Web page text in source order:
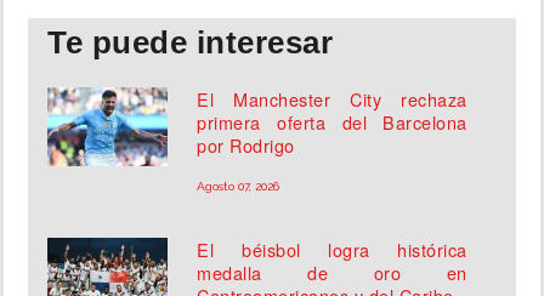
Te puede interesar
El Manchester City rechaza
primera oferta del Barcelona
por Rodrigo
Agosto 07, 2026
El béisbol logra histórica
medalla de oro en